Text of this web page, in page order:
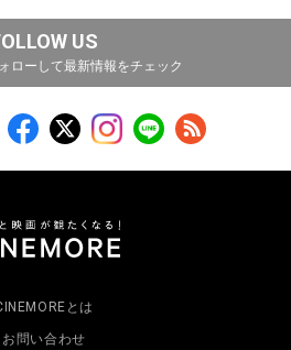
US
ローして最新情報をチェック
とは
お問い合わせ